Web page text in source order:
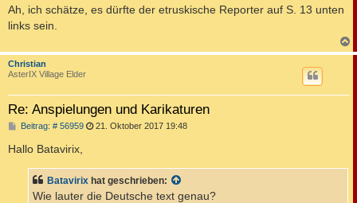
i
t
Ah, ich schätze, es dürfte der etruskische Reporter auf S. 13 unten
links sein.
a
Christian
AsterIX Village Elder
Re: Anspielungen und Karikaturen
Beitrag: # 56959B
r
a
21. Oktober 2017 19:48
Hallo Batavirix,
Batavirix hat geschrieben:
Wie lauter die Deutsche text genau?